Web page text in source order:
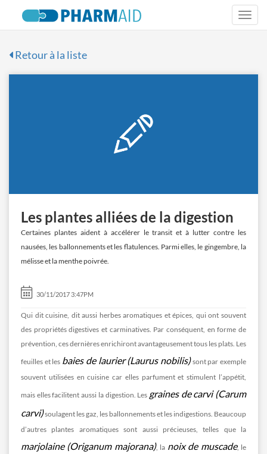
Retour à la liste
Les plantes alliées de la digestion
Certaines plantes aident à accélérer le transit et à lutter contre les
nausées, les ballonnements et les flatulences. Parmi elles, le gingembre, la
mélisse et la menthe poivrée.
30/11/2017 3:47PM
Qui dit cuisine, dit aussi herbes aromatiques et épices, qui ont souvent
des propriétés digestives et carminatives. Par conséquent, en forme de
prévention, ces dernières enrichiront avantageusement tous les plats. Les
feuilles et les baies de laurier (Laurus nobilis)sont par exemple
souvent utilisées en cuisine car elles parfument et stimulent l’appétit,
mais elles facilitent aussi la digestion. Les graines de carvi (Carum
carvi)soulagent les gaz, les ballonnements et les indigestions. Beaucoup
d’autres plantes aromatiques sont aussi précieuses, telles que la
marjolaine (Origanum majorana), lanoix de muscade, le